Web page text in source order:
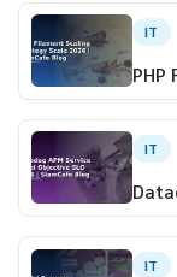
IT
PHP
IT
IT